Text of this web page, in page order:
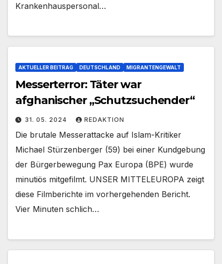
Krankenhauspersonal…
AKTUELLER BEITRAG DEUTSCHLAND MIGRANTENGEWALT
Messerterror: Täter war
afghanischer „Schutzsuchender“
31. 05. 2024 REDAKTION
Die brutale Messerattacke auf Islam-Kritiker
Michael Stürzenberger (59) bei einer Kundgebung
der Bürgerbewegung Pax Europa (BPE) wurde
minutiös mitgefilmt. UNSER MITTELEUROPA zeigt
diese Filmberichte im vorhergehenden Bericht.
Vier Minuten schlich…